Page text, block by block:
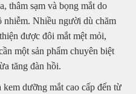
thâm sạm và bọng mắt do
nhiễm. Nhiều người dù chăm
được đôi mắt mệt mỏi,
một sản phẩm chuyên biệt
tăng đàn hồi.
kem dưỡng mắt cao cấp đến từ